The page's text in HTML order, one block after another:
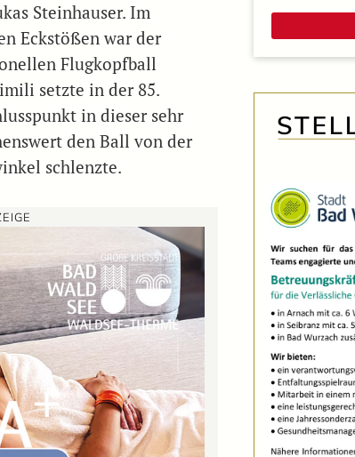
Steinhauser. Im
Eckstößen war der
Flugkopfball
setzte in der 85.
in dieser sehr
den Ball von der
schlenzte.